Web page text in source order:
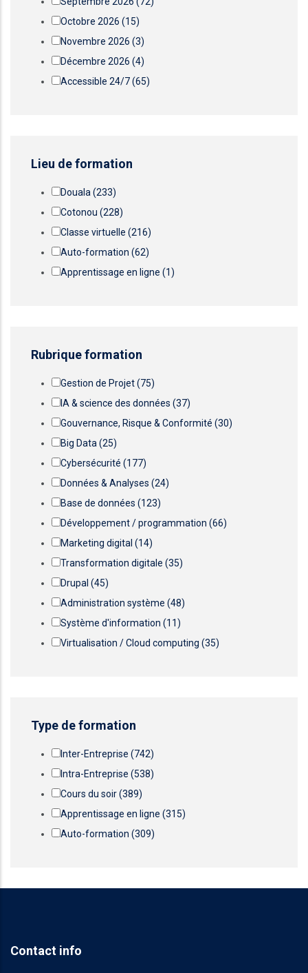
Octobre 2026 (15)
Novembre 2026 (3)
Décembre 2026 (4)
Accessible 24/7(65)
Lieu de formation
Douala (233)
Cotonou (228)
Classe virtuelle (216)
Auto-formation (62)
Apprentissage en ligne (1)
Rubrique formation
Gestion de Projet(75)
IA & science des données (37)
Gouvernance, Risque & Conformité (30)
Big Data (25)
Cybersécurité (177)
Données & Analyses (24)
Base de données (123)
Développement / programmation (66)
Marketing digital (14)
Transformation digitale (35)
Drupal (45)
Administration système (48)
Système d'information (11)
Virtualisation / Cloud computing (35)
Type de formation
Inter-Entreprise (742)
Intra-Entreprise (538)
Cours du soir(389)
Apprentissage en ligne (315)
Auto-formation (309)
Contact info